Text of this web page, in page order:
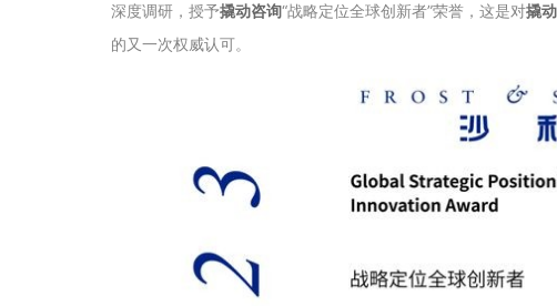
深度调研，授予撬动咨询“战略定位全球创新者”荣誉，这是对撬
的又一次权威认可。